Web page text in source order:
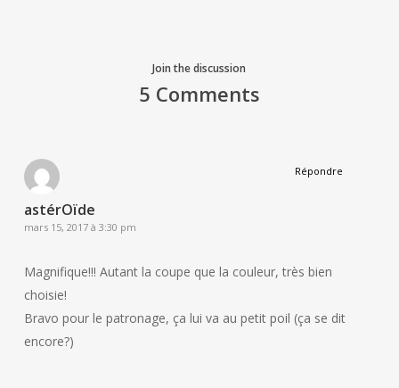
Join the discussion
5 Comments
astérOïde
mars 15, 2017 à 3:30 pm
Magnifique!!! Autant la coupe que la couleur, très bien
choisie!
Bravo pour le patronage, ça lui va au petit poil (ça se dit
encore?)
Répondre